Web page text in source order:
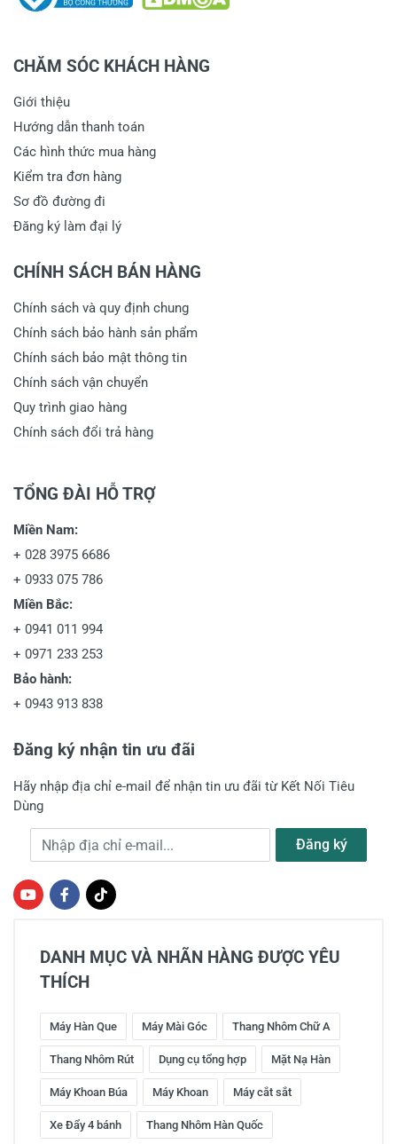
CHĂM SÓC KHÁCH HÀNG
Giới thiệu
Hướng dẫn thanh toán
Các hình thức mua hàng
Kiểm tra đơn hàng
Sơ đồ đường đi
Đăng ký làm đại lý
CHÍNH SÁCH BÁN HÀNG
Chính sách và quy định chung
Chính sách bảo hành sản phẩm
Chính sách bảo mật thông tin
Chính sách vận chuyển
Quy trình giao hàng
Chính sách đổi trả hàng
TỔNG ĐÀI HỖ TRỢ
Miền Nam:
+ 028 3975 6686
+ 0933 075 786
Miền Bắc:
+ 0941 011 994
+ 0971 233 253
Bảo hành:
+ 0943 913 838
Đăng ký nhận tin ưu đãi
Hãy nhập địa chỉ e-mail để nhận tin ưu đãi từ Kết Nối Tiêu
Dùng
Địa chỉ e-mail Đăng ký
DANH MỤC VÀ NHÃN HÀNG ĐƯỢC YÊU
THÍCH
Máy Hàn Que Máy Mài Góc Thang Nhôm Chữ A
Thang Nhôm Rút Dụng cụ tổng hợp Mặt Nạ Hàn
Máy Khoan Búa Máy Khoan Máy cắt sắt
Xe Đẩy 4 bánh Thang Nhôm Hàn Quốc